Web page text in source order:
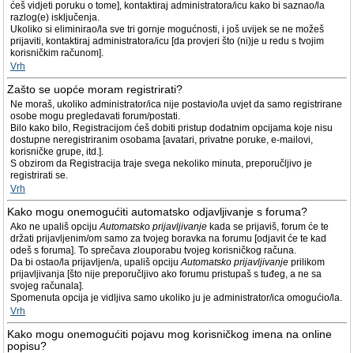
ćeš vidjeti poruku o tome], kontaktiraj administratora/icu kako bi saznao/la
razlog(e) isključenja.
Ukoliko si eliminirao/la sve tri gornje mogućnosti, i još uvijek se ne možeš
prijaviti, kontaktiraj administratora/icu [da provjeri što (ni)je u redu s tvojim
korisničkim računom].
Vrh
Zašto se uopće moram registrirati?
Ne moraš, ukoliko administrator/ica nije postavio/la uvjet da samo registrirane
osobe mogu pregledavati forum/postati.
Bilo kako bilo, Registracijom ćeš dobiti pristup dodatnim opcijama koje nisu
dostupne neregistriranim osobama [avatari, privatne poruke, e-mailovi,
korisničke grupe, itd.].
S obzirom da Registracija traje svega nekoliko minuta, preporučljivo je
registrirati se.
Vrh
Kako mogu onemogućiti automatsko odjavljivanje s foruma?
Ako ne upališ opcijuAutomatsko prijavljivanje kada se prijaviš, forum će te
držati prijavljenim/om samo za tvojeg boravka na forumu [odjavit će te kad
odeš s foruma]. To sprečava zlouporabu tvojeg korisničkog računa.
Da bi ostao/la prijavljen/a, upališ opcijuAutomatsko prijavljivanje prilikom
prijavljivanja [što nije preporučljivo ako forumu pristupaš s tuđeg, a ne sa
svojeg računala].
Spomenuta opcija je vidljiva samo ukoliko ju je administrator/ica omogućio/la.
Vrh
Kako mogu onemogućiti pojavu mog korisničkog imena na online
popisu?